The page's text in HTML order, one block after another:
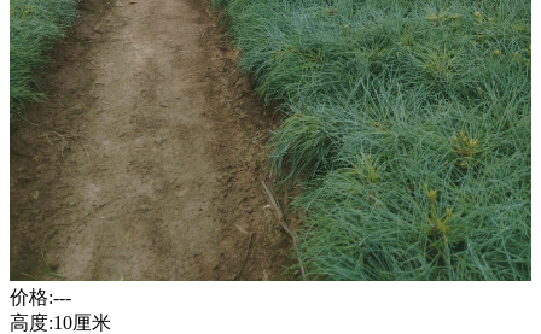
价格:---
高度:10厘米